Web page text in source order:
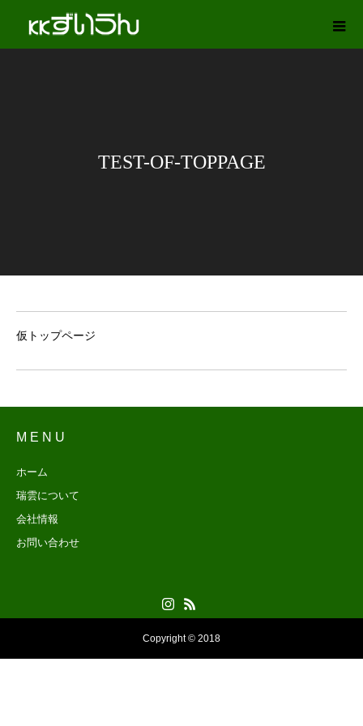
TEST-OF-TOPPAGE
仮トップページ
M E N U
ホーム
瑞雲について
会社情報
お問い合わせ
Copyright © 2018